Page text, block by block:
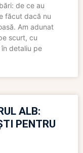
de ce au
făcut dacă nu
Am adunat
scurt, cu
detaliu pe
ALB:
PENTRU